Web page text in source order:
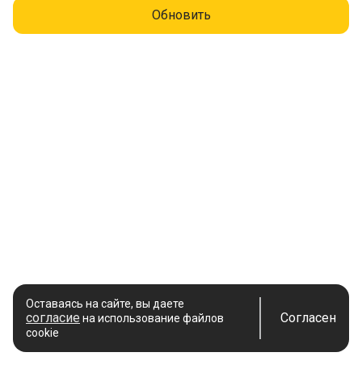
Обновить
Оставаясь на сайте, вы даете
согласие на использование файлов
cookie
Согласен